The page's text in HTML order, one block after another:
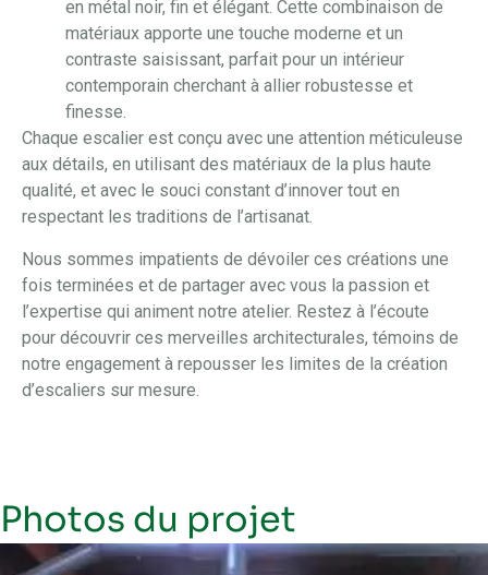
en métal noir, fin et élégant. Cette combinaison de
matériaux apporte une touche moderne et un
contraste saisissant, parfait pour un intérieur
contemporain cherchant à allier robustesse et
finesse.
Chaque escalier est conçu avec une attention méticuleuse
aux détails, en utilisant des matériaux de la plus haute
qualité, et avec le souci constant d’innover tout en
respectant les traditions de l’artisanat.
Nous sommes impatients de dévoiler ces créations une
fois terminées et de partager avec vous la passion et
l’expertise qui animent notre atelier. Restez à l’écoute
pour découvrir ces merveilles architecturales, témoins de
notre engagement à repousser les limites de la création
d’escaliers sur mesure.
Photos du projet